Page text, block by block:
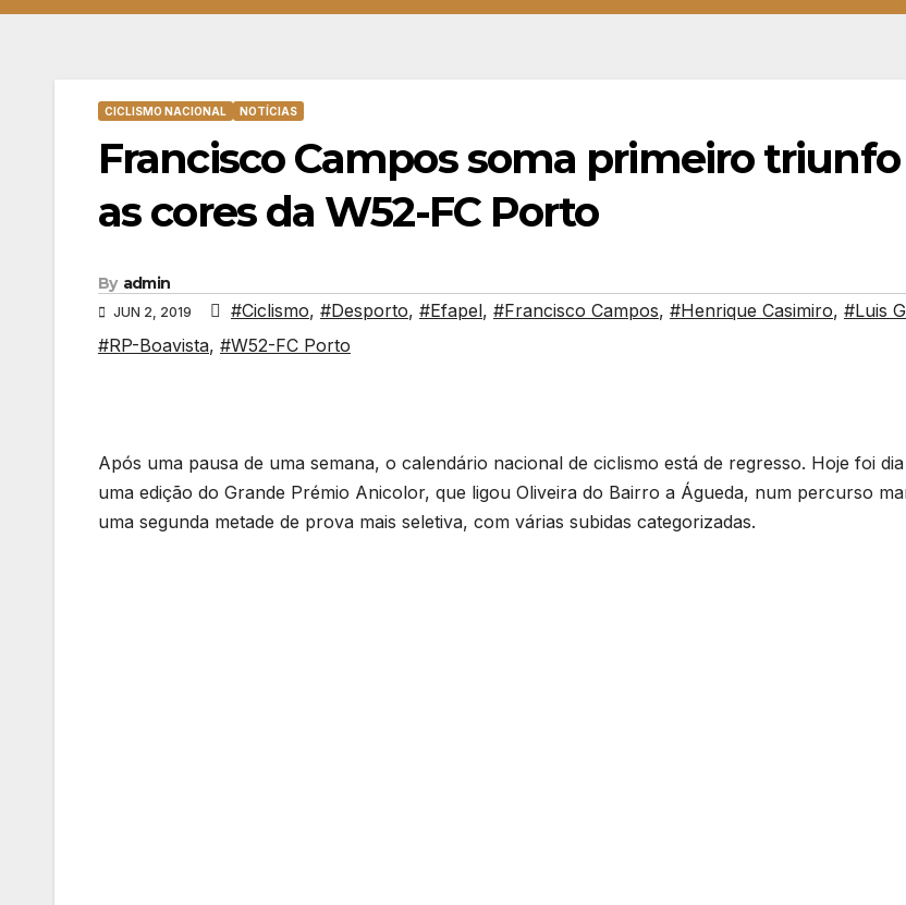
CICLISMO NACIONAL NOTÍCIAS
Francisco Campos soma primeiro
as cores da W52-FC Porto
By admin
JUN 2, 2019 #Ciclismo, #Desporto, #Efapel, #Francisco Campos, #Henrique Casimiro, #Luis
#RP-Boavista, #W52-FC Porto
Após uma pausa de uma semana, o calendário nacional de ciclismo está de regresso. Hoje foi
uma edição do Grande Prémio Anicolor, que ligou Oliveira do Bairro a Águeda, num percurso
uma segunda metade de prova mais seletiva, com várias subidas categorizadas.